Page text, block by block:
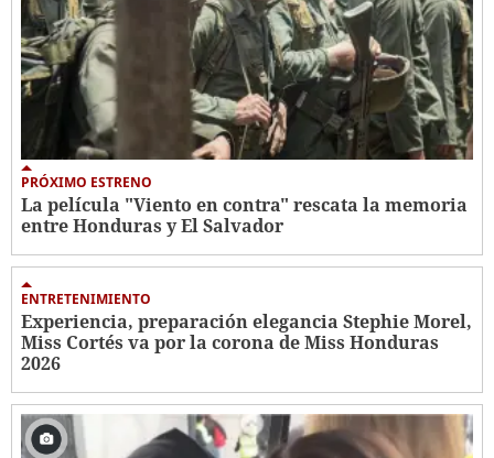
PRÓXIMO ESTRENO
La película "Viento en contra" rescata la memoria
entre Honduras y El Salvador
ENTRETENIMIENTO
Experiencia, preparación elegancia Stephie Morel,
Miss Cortés va por la corona de Miss Honduras
2026